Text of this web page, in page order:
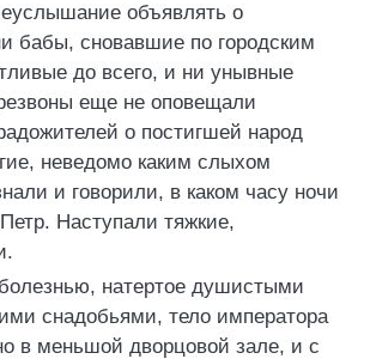
объявлять о
бабы, сновавшие по городским
до всего, и ни унывные
еще не оповещали
о постигшей народ
неведомо каким слыхом
и говорили, в каком часу ночи
Наступали тяжкие,
натертое душистыми
снадобьями, тело императора
в меньшой дворцовой зале, и с